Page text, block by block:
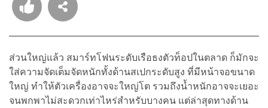
ส่วนใหญ่แล้ว สมาร์ทโฟนระดับเรือธงตัวท็อปในตลาด ก็มักจะ
ใส่ความจัดเต็มจัดหนักทั้งด้านสเปกระดับสูง ที่มีหน้าจอขนาด
ใหญ่ ทำให้ตัวเครื่องอาจจะใหญ่โต รวมถึงน้ำหนักอาจจะเยอะ
จนพกพาไม่สะดวกเท่าไหร่สำหรับบางคน แต่ล่าสุดทางด้าน